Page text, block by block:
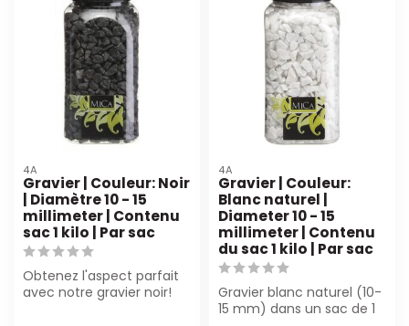
4A
Gravier | Couleur: Noir
| Diamètre 10 - 15
millimeter | Contenu
sac 1 kilo | Par sac
Obtenez l'aspect parfait
avec notre gravier noir!
4A
Gravier | Couleur:
Blanc naturel |
Diameter 10 - 15
millimeter | Contenu
du sac 1 kilo | Par sac
Gravier blanc naturel (10-
15 mm) dans un sac de 1